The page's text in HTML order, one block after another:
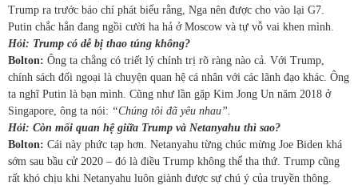
Trump ra trước báo chí phát biểu rằng, Nga nên được cho vào lại G7.
Putin chắc hẳn đang ngồi cười ha hả ở Moscow và tự vỗ vai khen mình.
Hỏi: Trump có dễ bị thao túng không?
Bolton: Ông ta chẳng có triết lý chính trị rõ ràng nào cả. Với Trump,
chính sách đối ngoại là chuyện quan hệ cá nhân với các lãnh đạo khác. Ông
ta nghĩ Putin là bạn mình. Cũng như lần gặp Kim Jong Un năm 2018 ở
Singapore, ông ta nói: “Chúng tôi đã yêu nhau”.
Hỏi: Còn mối quan hệ giữa Trump và Netanyahu thì sao?
Bolton: Cái này phức tạp hơn. Netanyahu từng chúc mừng Joe Biden khá
sớm sau bầu cử 2020 – đó là điều Trump không thể tha thứ. Trump cũng
rất khó chịu khi Netanyahu luôn giành được sự chú ý của truyền thông.